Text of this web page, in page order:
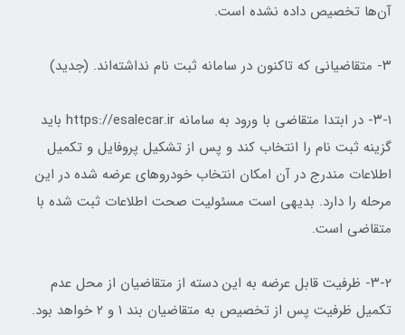
آن‌ها تخصیص داده نشده است.
۳- متقاضیانی که تاکنون در سامانه ثبت نام نداشته‌اند. (جدید)
۳-۱- در ابتدا متقاضی با ورود به سامانه https://esalecar.ir باید
گزینه ثبت نام را انتخاب کند و پس از تشکیل پروفایل و تکمیل
اطلاعات مندرج در آن امکان انتخاب خودروهای عرضه شده در این
مرحله را دارد. بدیهی است مسئولیت صحت اطلاعات ثبت شده با
متقاضی است.
۳-۲- ظرفیت قابل عرضه به این دسته از متقاضیان از محل عدم
تکمیل ظرفیت پس از تخصیص به متقاضیان بند ۱ و ۲ خواهد بود.